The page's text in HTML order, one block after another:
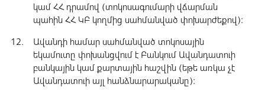
կամ ՀՀ դրամով (տոկոսագումարի վճարման
պահին ՀՀ ԿԲ կողմից սահմանված փոխարժեքով):
Ավանդի համար սահմանված տոկոսային
եկամուտը փոխանցվում է Բանկում Ավանդատուի
բանկային կամ քարտային հաշվին (եթե առկա չէ
Ավանդատուի այլ հանձնարարականը):